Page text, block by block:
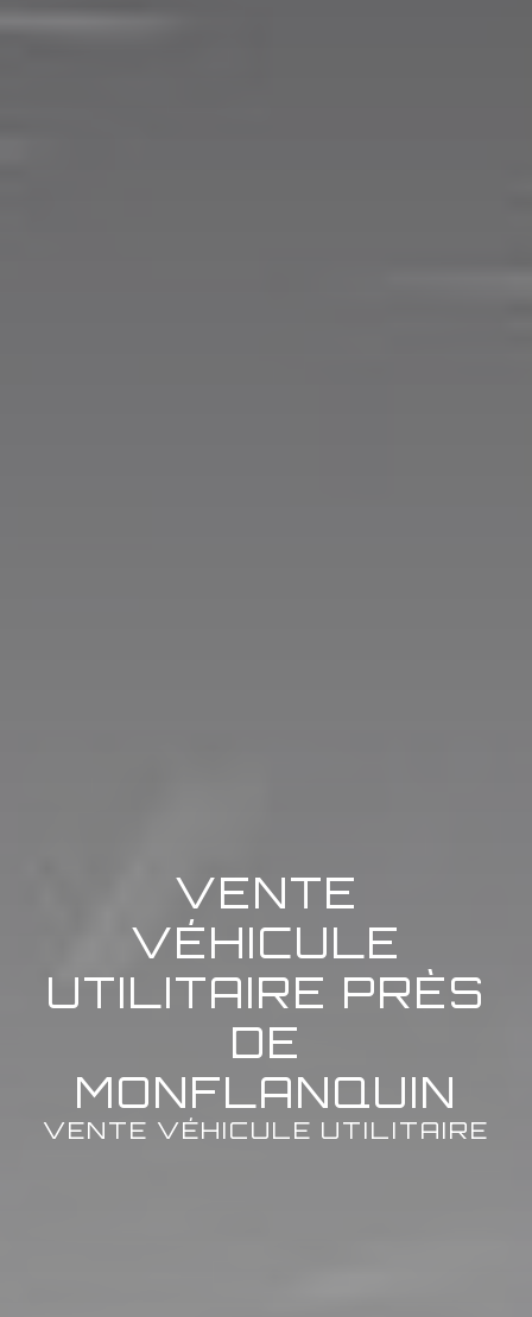
VENTE
VÉHICULE
UTILITAIRE PRÈS
DE
MONFLANQUIN
VENTE VÉHICULE UTILITAIRE